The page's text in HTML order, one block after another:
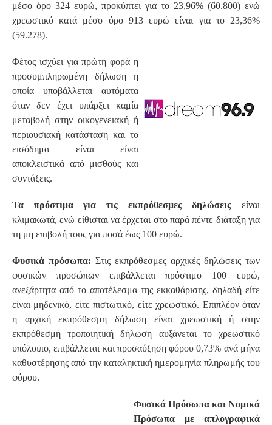
μέσο όρο 324 ευρώ, προκύπτει για το 23,96% (60.800) ενώ
χρεωστικό κατά μέσο όρο 913 ευρώ είναι για το 23,36%
(59.278).
Φέτος ισχύει για πρώτη φορά η
προσυμπληρωμένη δήλωση η
οποία υποβάλλεται αυτόματα
όταν δεν έχει υπάρξει καμία
μεταβολή στην οικογενειακή ή
περιουσιακή κατάσταση και το
εισόδημα είναι είναι
αποκλειστικά από μισθούς και
συντάξεις.
Τα πρόστιμα για τις εκπρόθεσμες δηλώσεις είναι
κλιμακωτά, ενώ είθισται να έρχεται στο παρά πέντε διάταξη για
τη μη επιβολή τους για ποσά έως 100 ευρώ.
Φυσικά πρόσωπα: Στις εκπρόθεσμες αρχικές δηλώσεις των
φυσικών προσώπων επιβάλλεται πρόστιμο 100 ευρώ,
ανεξάρτητα από το αποτέλεσμα της εκκαθάρισης, δηλαδή είτε
είναι μηδενικό, είτε πιστωτικό, είτε χρεωστικό. Επιπλέον όταν
η αρχική εκπρόθεσμη δήλωση είναι χρεωστική ή στην
εκπρόθεσμη τροποιητική δήλωση αυξάνεται το χρεωστικό
υπόλοιπο, επιβάλλεται και προσαύξηση φόρου 0,73% ανά μήνα
καθυστέρησης από την καταληκτική ημερομηνία πληρωμής του
φόρου.
Φυσικά Πρόσωπα και Νομικά
Πρόσωπα με απλογραφικά